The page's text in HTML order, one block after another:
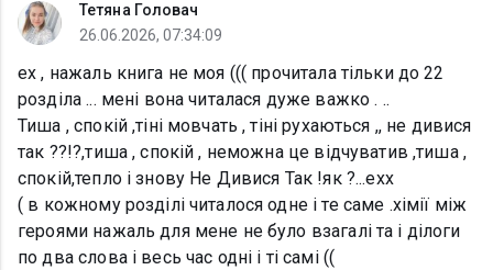
Тетяна Головач
26.06.2026, 07:34:09
ех , нажаль книга не моя ((( прочитала тільки до 22
розділа ... мені вона читалася дуже важко . ..
Тиша , спокій ,тіні мовчать , тіні рухаються ,, не дивися
так ??!?,тиша , спокій , неможна це відчуватив ,тиша ,
спокій,тепло і знову Не Дивися Так !як ?...ехх
( в кожному розділі читалося одне і те саме .хімії між
героями нажаль для мене не було взагалі та і ділоги
по два слова і весь час одні і ті самі ((